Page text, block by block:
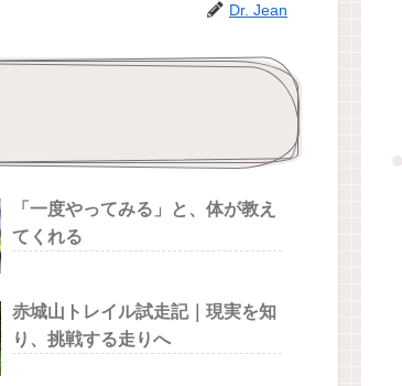
Dr. Jean
「一度やってみる」と、体が教え
てくれる
赤城山トレイル試走記｜現実を知
り、挑戦する走りへ